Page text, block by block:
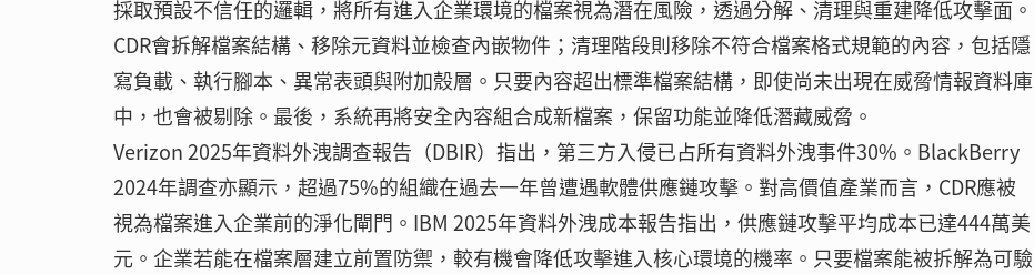
採取預設不信任的邏輯，將所有進入企業環境的檔案視為潛在風險，透過分解、清理與重建降低攻擊面。
CDR會拆解檔案結構、移除元資料並檢查內嵌物件；清理階段則移除不符合檔案格式規範的內容，包括隱
寫負載、執行腳本、異常表頭與附加殼層。只要內容超出標準檔案結構，即使尚未出現在威脅情報資料庫
中，也會被剔除。最後，系統再將安全內容組合成新檔案，保留功能並降低潛藏威脅。
Verizon 2025年資料外洩調查報告（DBIR）指出，第三方入侵已占所有資料外洩事件30%。BlackBerry
2024年調查亦顯示，超過75%的組織在過去一年曾遭遇軟體供應鏈攻擊。對高價值產業而言，CDR應被
視為檔案進入企業前的淨化閘門。IBM 2025年資料外洩成本報告指出，供應鏈攻擊平均成本已達444萬美
元。企業若能在檔案層建立前置防禦，較有機會降低攻擊進入核心環境的機率。只要檔案能被拆解為可驗